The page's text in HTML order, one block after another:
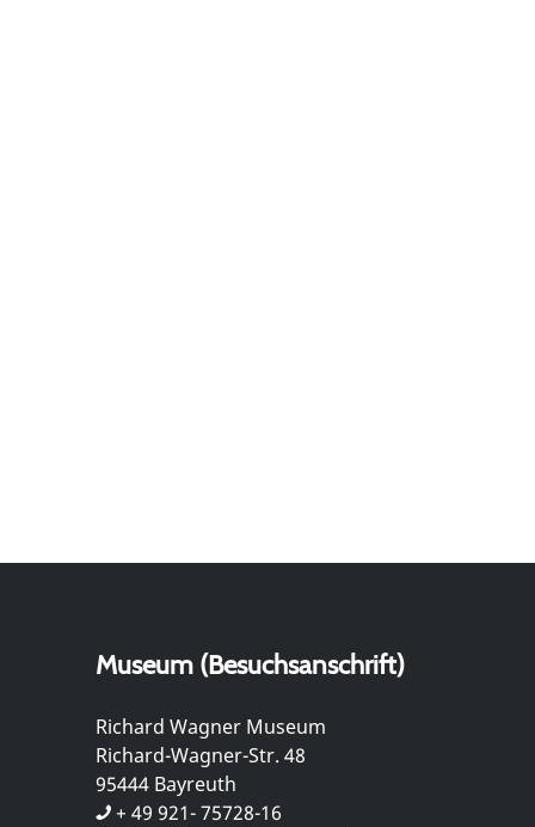
Museum (Besuchsanschrift)
Richard Wagner Museum
Richard-Wagner-Str. 48
95444 Bayreuth
+ 49 921- 75728-16